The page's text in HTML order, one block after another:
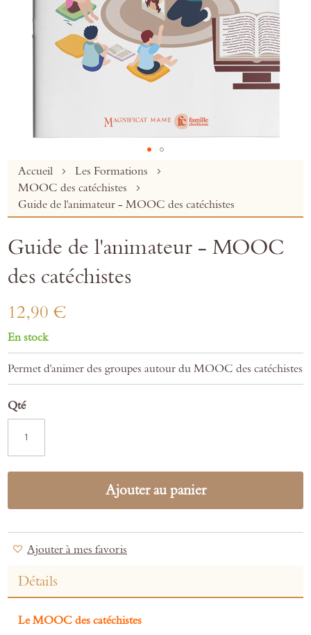
Accueil
Les Formations
MOOC des catéchistes
Guide de l'animateur - MOOC des catéchistes
Skip
the
beginning
the
images
gallery
Guide de l'animateur - MOOC
des catéchistes
12,90 €
En stock
Permet d'animer des groupes autour du MOOC des catéchistes
Qté
Ajouter au panier
Ajouter à mes favoris
Détails
Le MOOC des catéchistes